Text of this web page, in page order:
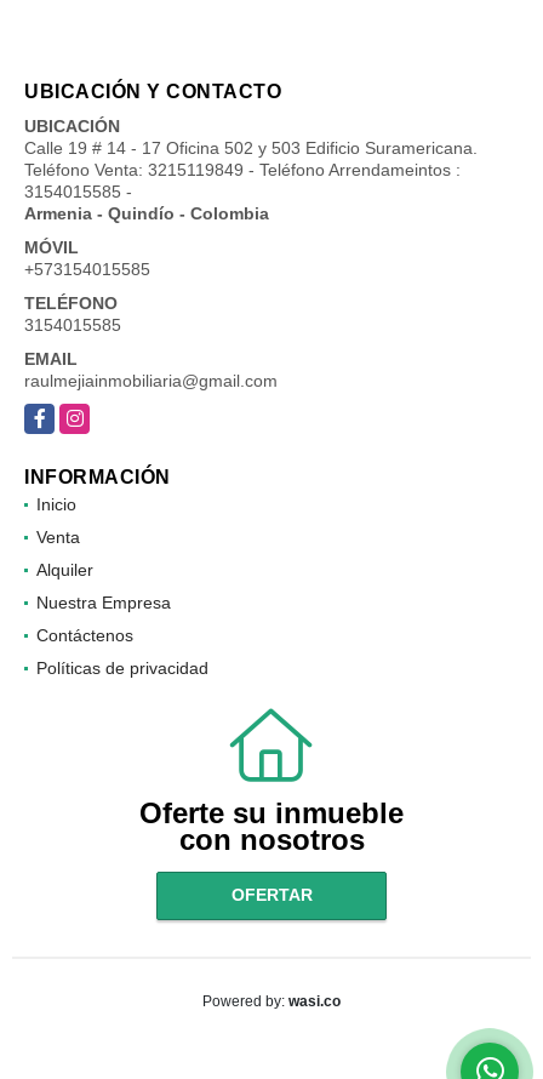
UBICACIÓN Y CONTACTO
UBICACIÓN
Calle 19 # 14 - 17 Oficina 502 y 503 Edificio Suramericana.
Teléfono Venta: 3215119849 - Teléfono Arrendameintos :
3154015585 -
Armenia - Quindío - Colombia
MÓVIL
+573154015585
TELÉFONO
3154015585
EMAIL
raulmejiainmobiliaria@gmail.com
FacebookInstagram
INFORMACIÓN
Inicio
Venta
Alquiler
Nuestra Empresa
Contáctenos
Políticas de privacidad
Oferte su inmueble
con nosotros
OFERTAR
Powered by: wasi.co